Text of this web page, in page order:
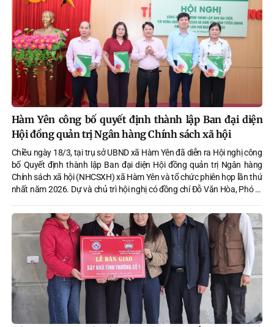
Hàm Yên công bố quyết định thành lập Ban đại diện
Hội đồng quản trị Ngân hàng Chính sách xã hội
Chiều ngày 18/3, tại trụ sở UBND xã Hàm Yên đã diễn ra Hội nghị công
bố Quyết định thành lập Ban đại diện Hội đồng quản trị Ngân hàng
Chính sách xã hội (NHCSXH) xã Hàm Yên và tổ chức phiên họp lần thứ
nhất năm 2026. Dự và chủ trì hội nghị có đồng chí Đỗ Văn Hòa, Phó Bí
xã. Cùng dự có lãnh đạo Ngân hàng Chính sách xã hội tỉnh.